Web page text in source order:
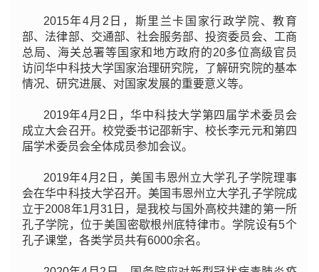
2015年4月2日，斯里兰卡国家行政学院、教育
部、法律部、交通部、社会服务部、投资委员会、工商
总局、海关总署等国家和地方政府的20多位高级官员
访问华中科技大学国家治理研究院，了解研究院的基本
情况、研究进展、对国家发展的重要意义等。
2019年4月2日，华中科技大学第四届学术委员会
成立大会召开。校党委书记邵新宇、校长李元元和第四
届学术委员会全体成员参加会议。
2019年4月2日，美国韦恩州立大学孔子学院理事
会在华中科技大学召开。美国韦恩州立大学孔子学院成
立于2008年1月31日，是我校与国外高校共建的第一所
孔子学院，位于美国密歇根州底特律市。学院设有5个
孔子课堂，各类学员共有6000余名。